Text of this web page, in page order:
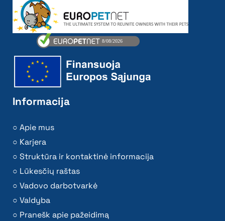
Informacija
Apie mus
Karjera
Struktūra ir kontaktinė informacija
Lūkesčių raštas
Vadovo darbotvarkė
Valdyba
Pranešk apie pažeidimą